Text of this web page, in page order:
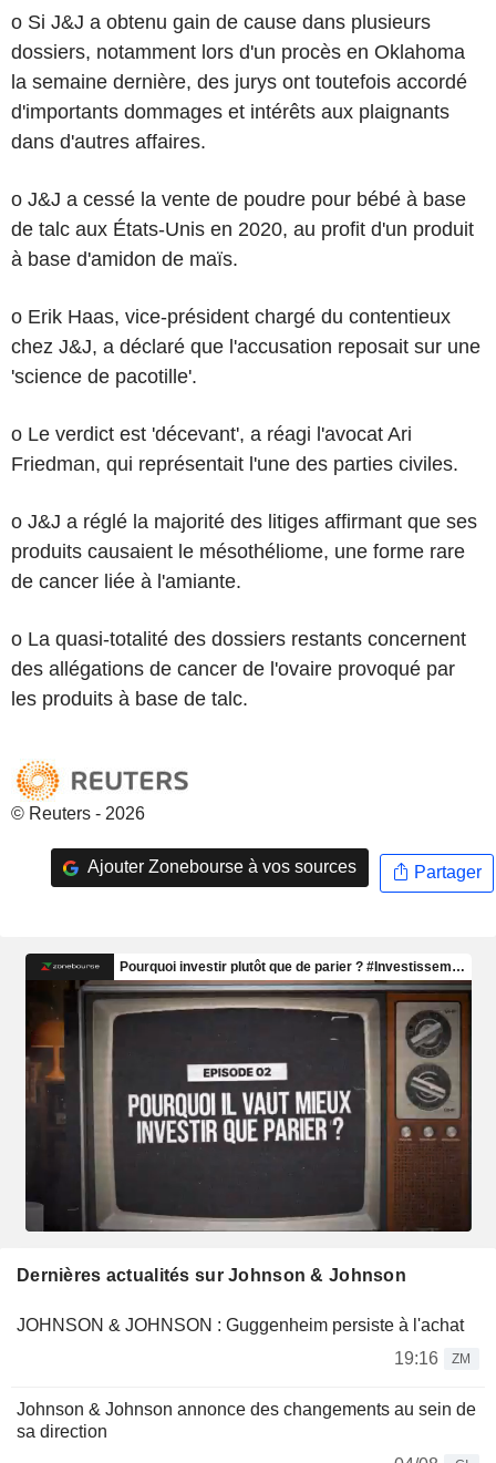
o Si J&J a obtenu gain de cause dans plusieurs
dossiers, notamment lors d'un procès en Oklahoma
la semaine dernière, des jurys ont toutefois accordé
d'importants dommages et intérêts aux plaignants
dans d'autres affaires.
o J&J a cessé la vente de poudre pour bébé à base
de talc aux États-Unis en 2020, au profit d'un produit
à base d'amidon de maïs.
o Erik Haas, vice-président chargé du contentieux
chez J&J, a déclaré que l'accusation reposait sur une
'science de pacotille'.
o Le verdict est 'décevant', a réagi l'avocat Ari
Friedman, qui représentait l'une des parties civiles.
o J&J a réglé la majorité des litiges affirmant que ses
produits causaient le mésothéliome, une forme rare
de cancer liée à l'amiante.
o La quasi-totalité des dossiers restants concernent
des allégations de cancer de l'ovaire provoqué par
les produits à base de talc.
© Reuters - 2026
Ajouter Zonebourse à vos sources Partager
Dernières actualités sur Johnson & Johnson
JOHNSON & JOHNSON : Guggenheim persiste à l'achat
19:16
ZM
Johnson & Johnson annonce des changements au sein de
sa direction